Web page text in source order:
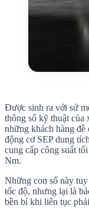
Được sinh ra với sứ
thông số kỹ thuật của
những khách hàng
động cơ SEP dung
cung cấp công suất
Nm.
Những con số này
tốc độ, nhưng lại là
bền bỉ khi liên tục